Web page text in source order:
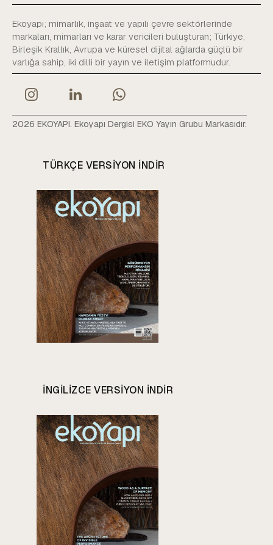
Ekoyapı; mimarlık, inşaat ve yapılı çevre sektörlerinde
markaları, mimarları ve karar vericileri buluşturan; Türkiye,
Birleşik Krallık, Avrupa ve küresel dijital ağlarda güçlü bir
varlığa sahip, iki dilli bir yayın ve iletişim platformudur.
2026 EKOYAPI. Ekoyapı Dergisi EKO Yayın Grubu Markasıdır.
TÜRKÇE VERSIYON INDIR
INGILIZCE VERSIYON INDIR